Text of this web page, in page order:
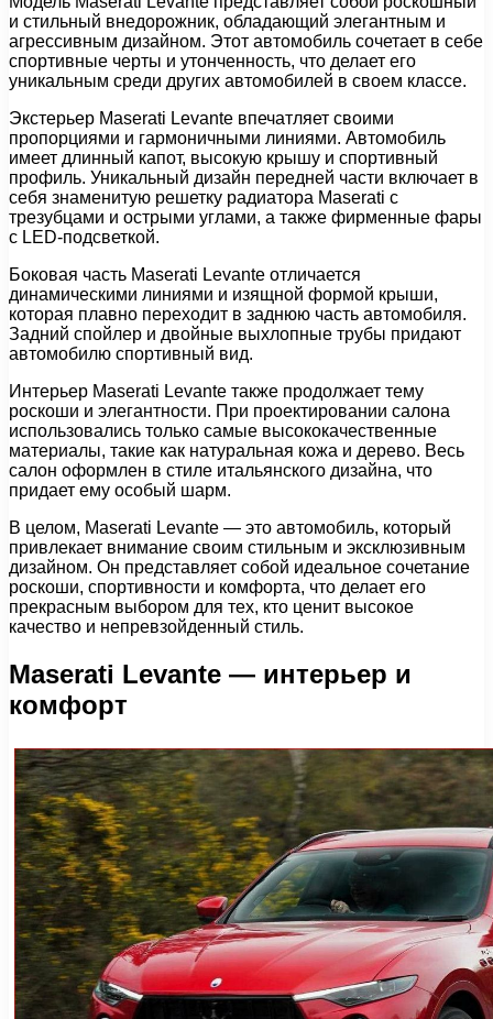
и стильный внедорожник, обладающий элегантным и
агрессивным дизайном. Этот автомобиль сочетает в себе
спортивные черты и утонченность, что делает его
уникальным среди других автомобилей в своем классе.
Экстерьер Maserati Levante впечатляет своими
пропорциями и гармоничными линиями. Автомобиль
имеет длинный капот, высокую крышу и спортивный
профиль. Уникальный дизайн передней части включает в
себя знаменитую решетку радиатора Maserati с
трезубцами и острыми углами, а также фирменные фары
с LED-подсветкой.
Боковая часть Maserati Levante отличается
динамическими линиями и изящной формой крыши,
которая плавно переходит в заднюю часть автомобиля.
Задний спойлер и двойные выхлопные трубы придают
автомобилю спортивный вид.
Интерьер Maserati Levante также продолжает тему
роскоши и элегантности. При проектировании салона
использовались только самые высококачественные
материалы, такие как натуральная кожа и дерево. Весь
салон оформлен в стиле итальянского дизайна, что
придает ему особый шарм.
В целом, Maserati Levante — это автомобиль, который
привлекает внимание своим стильным и эксклюзивным
дизайном. Он представляет собой идеальное сочетание
роскоши, спортивности и комфорта, что делает его
прекрасным выбором для тех, кто ценит высокое
качество и непревзойденный стиль.
Maserati Levante — интерьер и
комфорт